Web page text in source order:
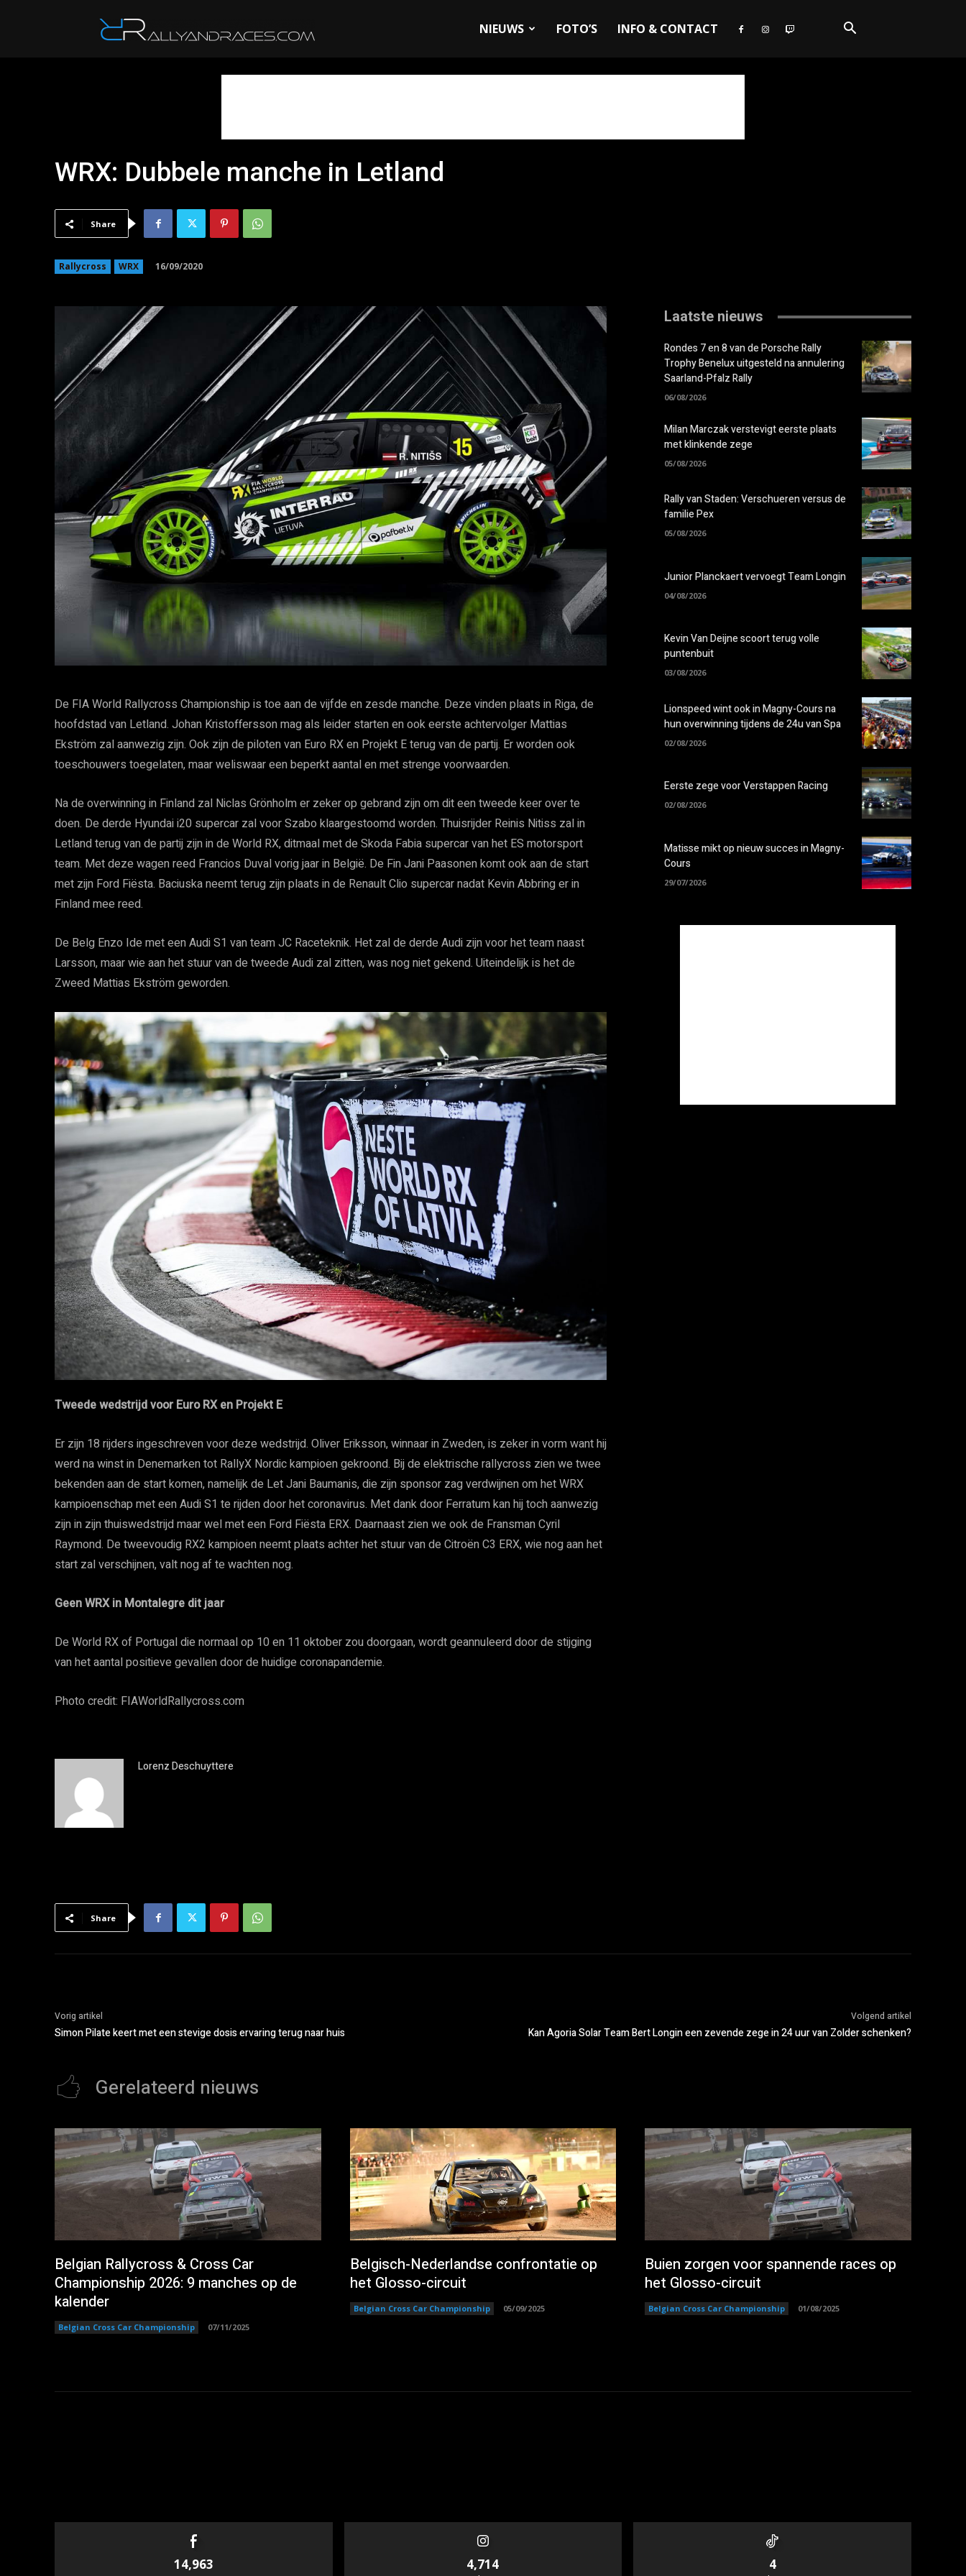
NIEUWS FOTO’S INFO & CONTACT
WRX: Dubbele manche in Letland
Share
Rallycross WRX 16/09/2020
De FIA World Rallycross Championship is toe aan de vijfde en zesde manche. Deze vinden plaats in Riga, de
hoofdstad van Letland. Johan Kristoffersson mag als leider starten en ook eerste achtervolger Mattias
Ekström zal aanwezig zijn. Ook zijn de piloten van Euro RX en Projekt E terug van de partij. Er worden ook
toeschouwers toegelaten, maar weliswaar een beperkt aantal en met strenge voorwaarden.
Na de overwinning in Finland zal Niclas Grönholm er zeker op gebrand zijn om dit een tweede keer over te
doen. De derde Hyundai i20 supercar zal voor Szabo klaargestoomd worden. Thuisrijder Reinis Nitiss zal in
Letland terug van de partij zijn in de World RX, ditmaal met de Skoda Fabia supercar van het ES motorsport
team. Met deze wagen reed Francios Duval vorig jaar in België. De Fin Jani Paasonen komt ook aan de start
met zijn Ford Fiësta. Baciuska neemt terug zijn plaats in de Renault Clio supercar nadat Kevin Abbring er in
Finland mee reed.
De Belg Enzo Ide met een Audi S1 van team JC Raceteknik. Het zal de derde Audi zijn voor het team naast
Larsson, maar wie aan het stuur van de tweede Audi zal zitten, was nog niet gekend. Uiteindelijk is het de
Zweed Mattias Ekström geworden.
Tweede wedstrijd voor Euro RX en Projekt E
Er zijn 18 rijders ingeschreven voor deze wedstrijd. Oliver Eriksson, winnaar in Zweden, is zeker in vorm want hij
werd na winst in Denemarken tot RallyX Nordic kampioen gekroond. Bij de elektrische rallycross zien we twee
bekenden aan de start komen, namelijk de Let Jani Baumanis, die zijn sponsor zag verdwijnen om het WRX
kampioenschap met een Audi S1 te rijden door het coronavirus. Met dank door Ferratum kan hij toch aanwezig
zijn in zijn thuiswedstrijd maar wel met een Ford Fiësta ERX. Daarnaast zien we ook de Fransman Cyril
Raymond. De tweevoudig RX2 kampioen neemt plaats achter het stuur van de Citroën C3 ERX, wie nog aan het
start zal verschijnen, valt nog af te wachten nog.
Geen WRX in Montalegre dit jaar
De World RX of Portugal die normaal op 10 en 11 oktober zou doorgaan, wordt geannuleerd door de stijging
van het aantal positieve gevallen door de huidige coronapandemie.
Photo credit: FIAWorldRallycross.com
Lorenz Deschuyttere
Laatste nieuws
Rondes 7 en 8 van de Porsche Rally
Trophy Benelux uitgesteld na annulering
Saarland-Pfalz Rally
06/08/2026
Milan Marczak verstevigt eerste plaats
met klinkende zege
05/08/2026
Rally van Staden: Verschueren versus de
familie Pex
05/08/2026
Junior Planckaert vervoegt Team Longin
04/08/2026
Kevin Van Deijne scoort terug volle
puntenbuit
03/08/2026
Lionspeed wint ook in Magny-Cours na
hun overwinning tijdens de 24u van Spa
02/08/2026
Eerste zege voor Verstappen Racing
02/08/2026
Matisse mikt op nieuw succes in Magny-
Cours
29/07/2026
Share
Vorig artikel
Simon Pilate keert met een stevige dosis ervaring terug naar huis
Volgend artikel
Kan Agoria Solar Team Bert Longin een zevende zege in 24 uur van Zolder schenken?
Gerelateerd nieuws
Belgian Rallycross & Cross Car
Championship 2026: 9 manches op de
kalender
Belgian Cross Car Championship 07/11/2025
Belgisch-Nederlandse confrontatie op
het Glosso-circuit
Belgian Cross Car Championship 05/09/2025
Buien zorgen voor spannende races op
het Glosso-circuit
Belgian Cross Car Championship 01/08/2025
14,963 4,714 4